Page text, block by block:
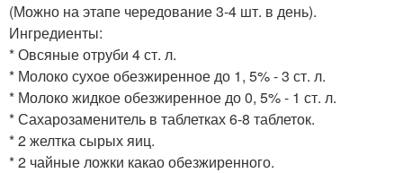
(Можно на этапе чередование 3-4 шт. в день).
Ингредиенты:
* Овсяные отруби 4 ст. л.
* Молоко сухое обезжиренное до 1, 5% - 3 ст. л.
* Молоко жидкое обезжиренное до 0, 5% - 1 ст. л.
* Сахарозаменитель в таблетках 6-8 таблеток.
* 2 желтка сырых яиц.
* 2 чайные ложки какао обезжиренного.